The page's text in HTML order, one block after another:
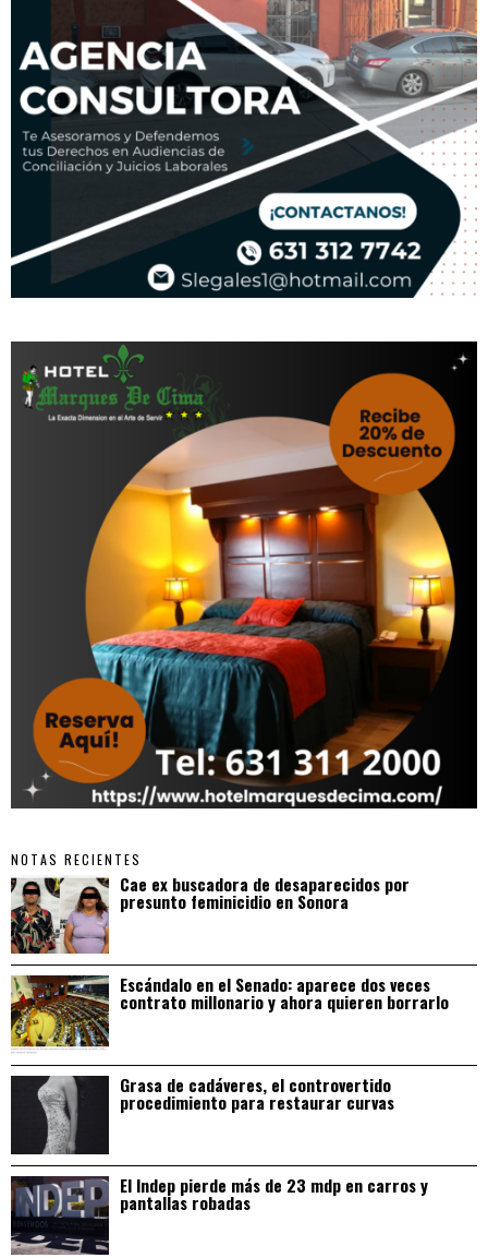
NOTAS RECIENTES
Cae ex buscadora de desaparecidos por
presunto feminicidio en Sonora
Escándalo en el Senado: aparece dos veces
contrato millonario y ahora quieren borrarlo
Grasa de cadáveres, el controvertido
procedimiento para restaurar curvas
El Indep pierde más de 23 mdp en carros y
pantallas robadas